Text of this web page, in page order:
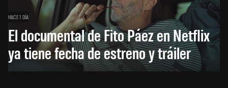
HACE 1 DÍA
El documental de Fito Páez en Netflix
ya tiene fecha de estreno y tráiler